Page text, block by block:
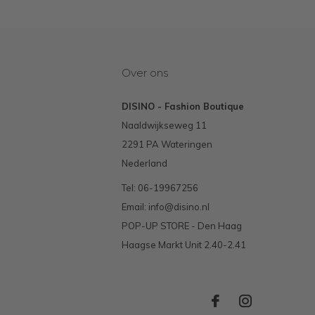
Over ons
DISINO - Fashion Boutique
Naaldwijkseweg 11
2291 PA Wateringen
Nederland
Tel: 06-19967256
Email: info@disino.nl
POP-UP STORE - Den Haag
Haagse Markt Unit 2.40-2.41